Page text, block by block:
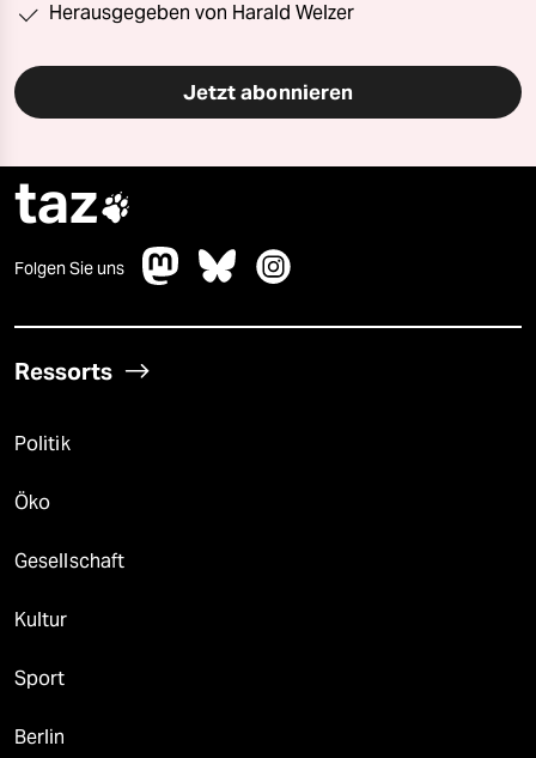
Herausgegeben von Harald Welzer
Jetzt abonnieren
taz
Folgen Sie uns
Ressorts
Politik
Öko
Gesellschaft
Kultur
Sport
Berlin